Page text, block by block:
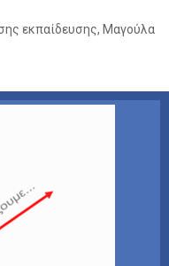
εκπαίδευσης, Μαγούλα